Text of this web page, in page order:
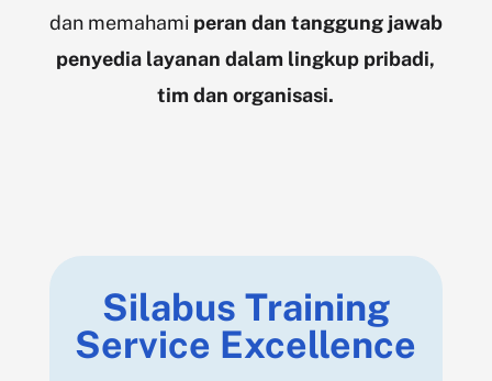
dan memahami peran dan tanggung jawab
penyedia layanandalam lingkup pribadi,
tim dan organisasi.
Silabus Training
Service Excellence